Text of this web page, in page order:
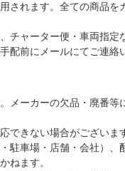
されます。全ての商品を
チャーター便・車両指定
配前にメールにてご連絡
メーカーの欠品・廃番等
できない場合がございま
駐車場・店舗・会社）、
ねます。